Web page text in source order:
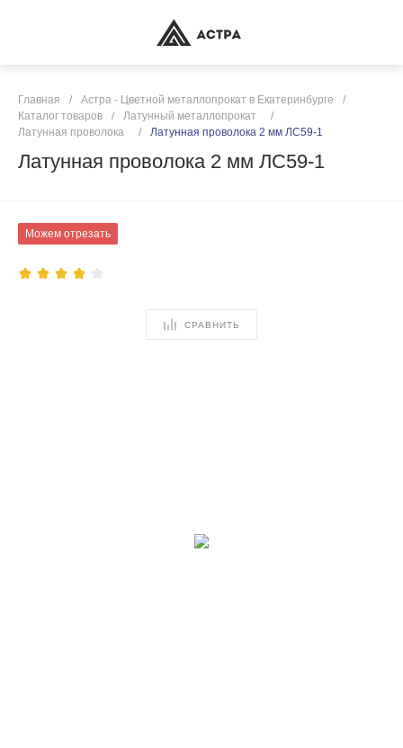
Главная / Астра - Цветной металлопрокат в Екатеринбурге
/
Каталог товаров
/ Латунный металлопрокат
/
Латунная проволока
/ Латунная проволока 2 мм ЛС59-1
Латунная проволока 2 мм ЛС59-1
Можем отрезать
СРАВНИТЬ